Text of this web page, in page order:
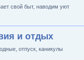
свой быт, наводим уют
и отдых
отпуск, каникулы